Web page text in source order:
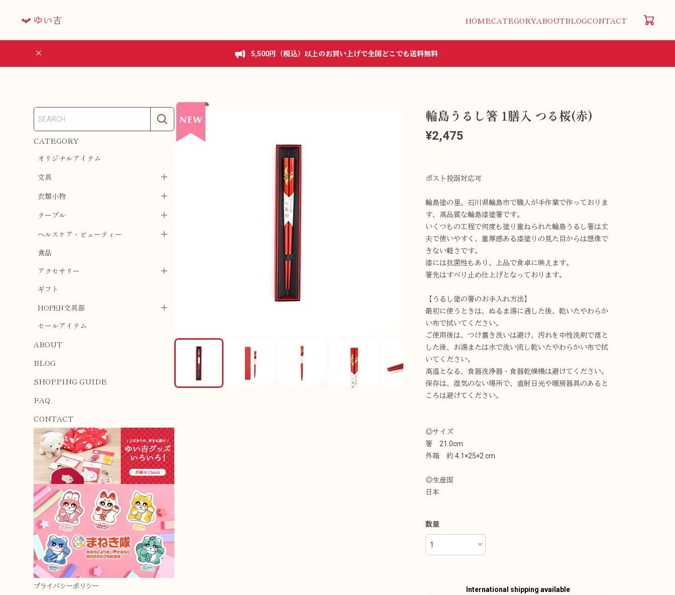
HOMECATEGORYABOUTBLOGCONTACT
5,500円（税込）以上のお買い上げで全国どこでも送料無料
CATEGORY
オリジナルアイテム
文具
衣類小物
テーブル
ヘルスケア・ビューティー
食品
アクセサリー
ギフト
HOPEN文具部
セールアイテム
ABOUT
BLOG
SHOPPING GUIDE
FAQ
CONTACT
プライバシーポリシー
輪島うるし箸 1膳入 つる桜(赤)
¥2,475
ポスト投函対応可
輪島塗の里、石川県輪島市で職人が手作業で作っておりま
す、高品質な輪島漆塗箸です。
いくつもの工程で何度も塗り重ねられた輪島うるし箸は丈
夫で使いやすく、重厚感ある漆塗りの見た目からは想像で
きない軽さです。
漆には抗菌性もあり、上品で食卓に映えます。
箸先はすべり止め仕上げとなっております。
【うるし塗の箸のお手入れ方法】
最初に使うときは、ぬるま湯に通した後、乾いたやわらか
い布で拭いてください。
ご使用後は、つけ置き洗いは避け、汚れを中性洗剤で落と
した後、お湯または水で洗い流し乾いたやわらかい布で拭
いてください。
高温となる、食器洗浄器・食器乾燥機は避けてください。
保存は、湿気のない場所で、直射日光や暖房器具のあると
ころは避けてください。
◎サイズ
箸 21.0cm
外箱 約 4.1×25×2 cm
◎生産国
日本
数量
International shipping available